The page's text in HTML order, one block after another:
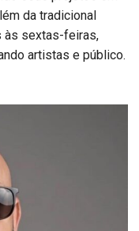
da tradicional
às sextas-feiras,
artistas e público.